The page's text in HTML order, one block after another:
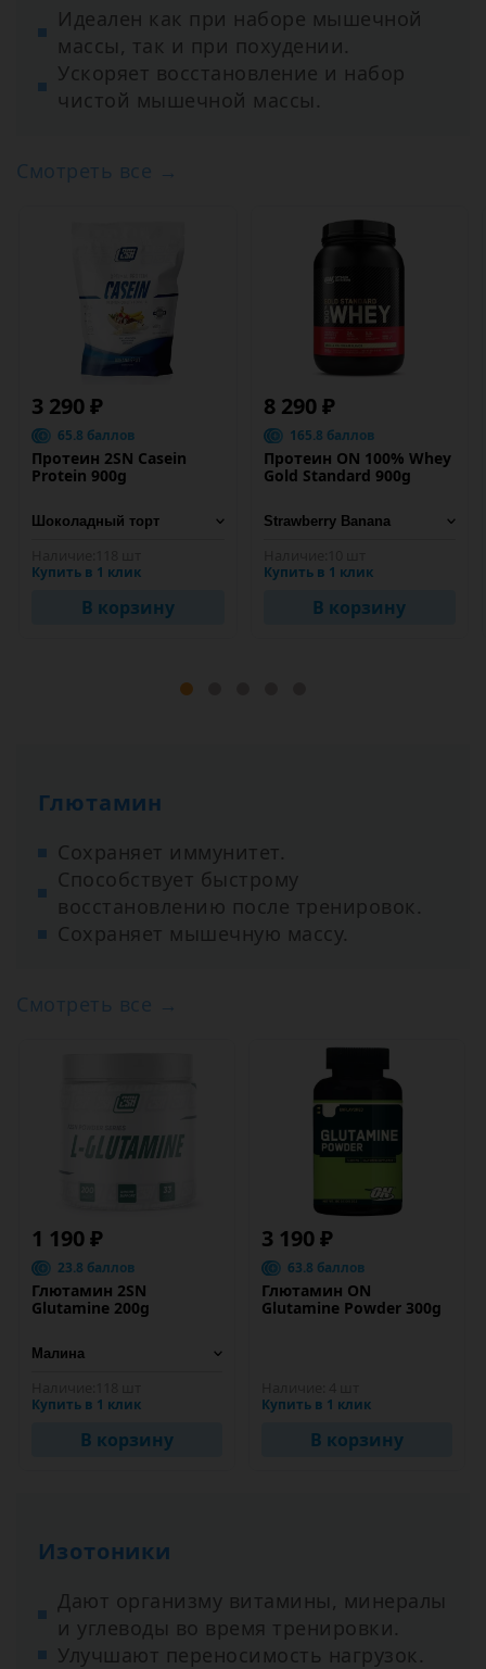
Идеален как при наборе мышечной
массы, так и при похудении.
Ускоряет восстановление и набор
чистой мышечной массы.
Смотреть все →
3 290 ₽
65.8 баллов
Протеин 2SN Casein
Protein 900g
Купить в 1 клик
В корзину
8 290 ₽
165.8 баллов
Протеин ON 100% Whey
Gold Standard 900g
Купить в 1 клик
В корзину
Глютамин
Сохраняет иммунитет.
Способствует быстрому
восстановлению после тренировок.
Сохраняет мышечную массу.
Смотреть все →
1 190 ₽
23.8 баллов
Глютамин 2SN
Glutamine 200g
Купить в 1 клик
В корзину
3 190 ₽
63.8 баллов
Глютамин ON
Glutamine Powder 300g
Купить в 1 клик
В корзину
Изотоники
Дают организму витамины, минералы
и углеводы во время тренировки.
Улучшают переносимость нагрузок.